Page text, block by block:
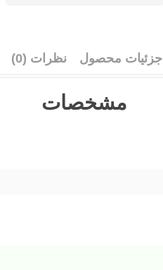
جزئیات محصول نظرات (0)
مشخصات